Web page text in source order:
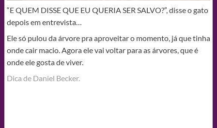
“E QUEM DISSE QUE EU QUERIA SER SALVO?”, disse o gato
depois em entrevista…
Ele só pulou da árvore pra aproveitar o momento, já que tinha
onde cair macio. Agora ele vai voltar para as árvores, que é
onde ele gosta de viver.
Dica de Daniel Becker.